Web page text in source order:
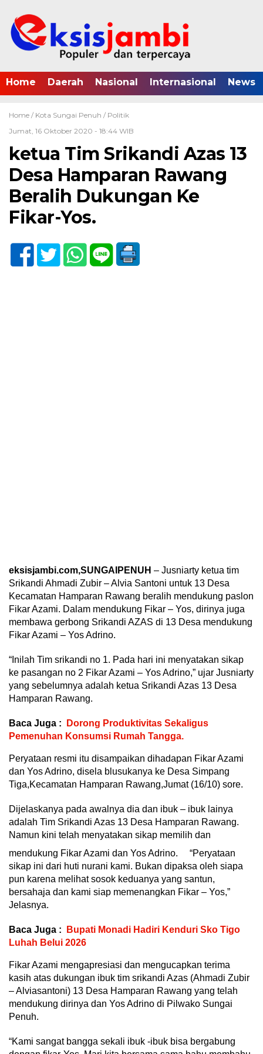
Home Daerah Nasional Internasional News
Home / Kota Sungai Penuh / Politik
Jumat, 16 Oktober 2020 - 18:44 WIB
ketua Tim Srikandi Azas 13
Desa Hamparan Rawang
Beralih Dukungan Ke
Fikar-Yos.
eksisjambi.com,SUNGAIPENUH – Jusniarty ketua tim
Srikandi Ahmadi Zubir – Alvia Santoni untuk 13 Desa
Kecamatan Hamparan Rawang beralih mendukung paslon
Fikar Azami. Dalam mendukung Fikar – Yos, dirinya juga
membawa gerbong Srikandi AZAS di 13 Desa mendukung
Fikar Azami – Yos Adrino.
“Inilah Tim srikandi no 1. Pada hari ini menyatakan sikap
ke pasangan no 2 Fikar Azami – Yos Adrino,” ujar Jusniarty
yang sebelumnya adalah ketua Srikandi Azas 13 Desa
Hamparan Rawang.
Baca Juga :
Dorong Produktivitas Sekaligus
Pemenuhan Konsumsi Rumah Tangga.
Peryataan resmi itu disampaikan dihadapan Fikar Azami
dan Yos Adrino, disela blusukanya ke Desa Simpang
Tiga,Kecamatan Hamparan Rawang,Jumat (16/10) sore.
Dijelaskanya pada awalnya dia dan ibuk – ibuk lainya
adalah Tim Srikandi Azas 13 Desa Hamparan Rawang.
Namun kini telah menyatakan sikap memilih dan
mendukung Fikar Azami dan Yos Adrino.
“Peryataan
sikap ini dari huti nurani kami. Bukan dipaksa oleh siapa
pun karena melihat sosok keduanya yang santun,
bersahaja dan kami siap memenangkan Fikar – Yos,”
Jelasnya.
Baca Juga :
Bupati Monadi Hadiri Kenduri Sko Tigo
Luhah Belui 2026
Fikar Azami mengapresiasi dan mengucapkan terima
kasih atas dukungan ibuk tim srikandi Azas (Ahmadi Zubir
– Alviasantoni) 13 Desa Hamparan Rawang yang telah
mendukung dirinya dan Yos Adrino di Pilwako Sungai
Penuh.
“Kami sangat bangga sekali ibuk -ibuk bisa bergabung